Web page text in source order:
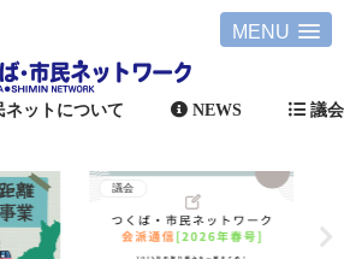
MENU
ットについて NEWS 議会
議会